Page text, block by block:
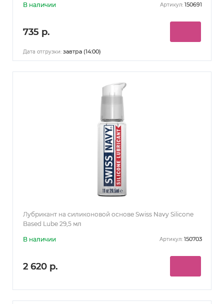
В наличии Артикул: 150691
735 р.
Дата отгрузки: завтра (14:00)
Лубрикант на силиконовой основе Swiss Navy Silicone
Based Lube 29,5 мл
В наличии Артикул: 150703
2 620 р.